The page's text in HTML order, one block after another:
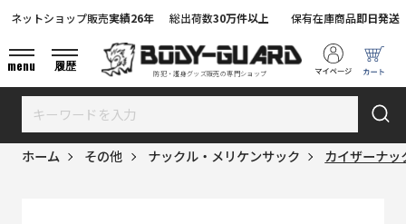
防犯・護身グッズ販売の専門ショップ
ネットショップ販売実績26年 総出荷数30万件以上 保有在庫商品即日発送
menu 履歴
ホーム その他 ナックル・メリケンサック カイザーナ